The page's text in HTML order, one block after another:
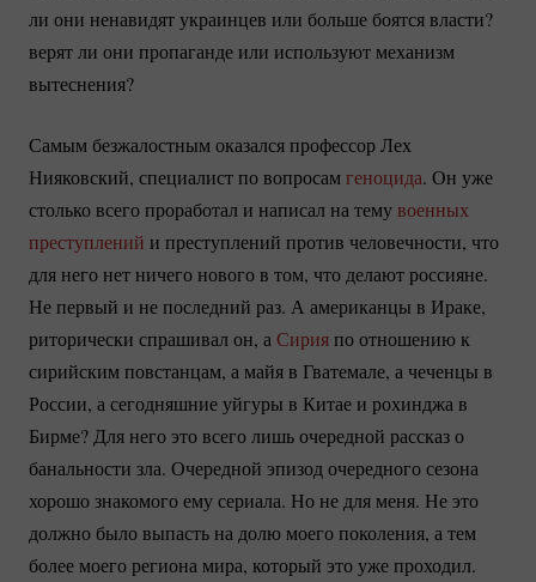
ли они ненавидят украинцев или больше боятся власти?
верят ли они пропаганде или используют механизм
вытеснения?
Самым безжалостным оказался профессор Лех
Нияковский, специалист по вопросам геноцида. Он уже
столько всего проработал и написал на тему военных
преступлений и преступлений против человечности, что
для него нет ничего нового в том, что делают россияне.
Не первый и не последний раз. А американцы в Ираке,
риторически спрашивал он, а Сирияпо отношению к
сирийским повстанцам, а майя в Гватемале, а чеченцы в
России, а сегодняшние уйгуры в Китае и рохинджа в
Бирме? Для него это всего лишь очередной рассказ о
банальности зла. Очередной эпизод очередного сезона
хорошо знакомого ему сериала. Но не для меня. Не это
должно было выпасть на долю моего поколения, а тем
более моего региона мира, который это уже проходил.